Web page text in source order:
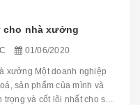
cho nhà xưởng
01/06/2020
xưởng Một doanh nghiệp
sản phẩm của mình và
và cốt lõi nhất cho sự